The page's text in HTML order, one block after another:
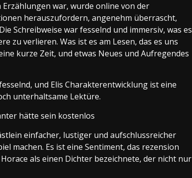
war, wurde online von der
herauszufordern, angenehm überrascht,
Schreibweise war fesselnd und immersiv, was es
zu verlieren. Was ist es am Lesen, das es uns
kurze Zeit, und etwas Neues und Aufregendes
und Elis Charakterentwicklung ist eine
unterhaltsame Lektüre.
hätte sein kostenlos
einfacher, lustiger und aufschlussreicher
machen. Es ist eine Sentiment, das rezension
als einen Dichter bezeichnete, der nicht nur